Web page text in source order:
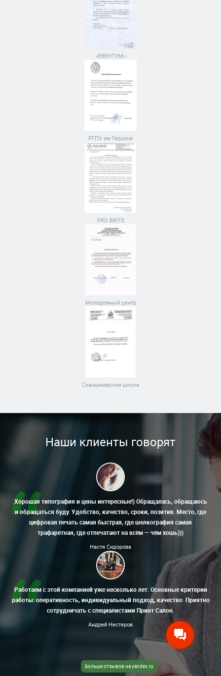
«ЕВЕНТУМ»
РГПУ им Герцена
PRO BRITE
Молодежный центр
Скандинавская школа
Наши клиенты говорят
Хорошая типография и цены интересные!) Обращалась, обращаюсь
и обращаться буду. Удобство, качество, сроки, позитив. Место, где
цифровая печать самая быстрая, где шелкография самая
трафаретная, где отпечатают на всём — чём хошь)))
Настя Сидорова
Работаем с этой компанией уже несколько лет. Основные критерии
работы: оперативность, индивидуальный подход, качество. Приятно
сотрудничать с специалистами Принт Салон.
Андрей Нестеров
Больше отзывов на yandex.ru